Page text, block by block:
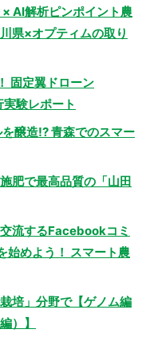
AI解析ピンポイント農
県×オプティムの取り
固定翼ドローン
験レポート
醸造!? 青森でのスマー
肥で最高品質の「山田
流するFacebookコミ
始めよう！ スマート農
培」分野で【ゲノム編
）】